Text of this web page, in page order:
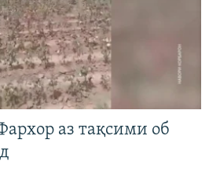
аз тақсими об